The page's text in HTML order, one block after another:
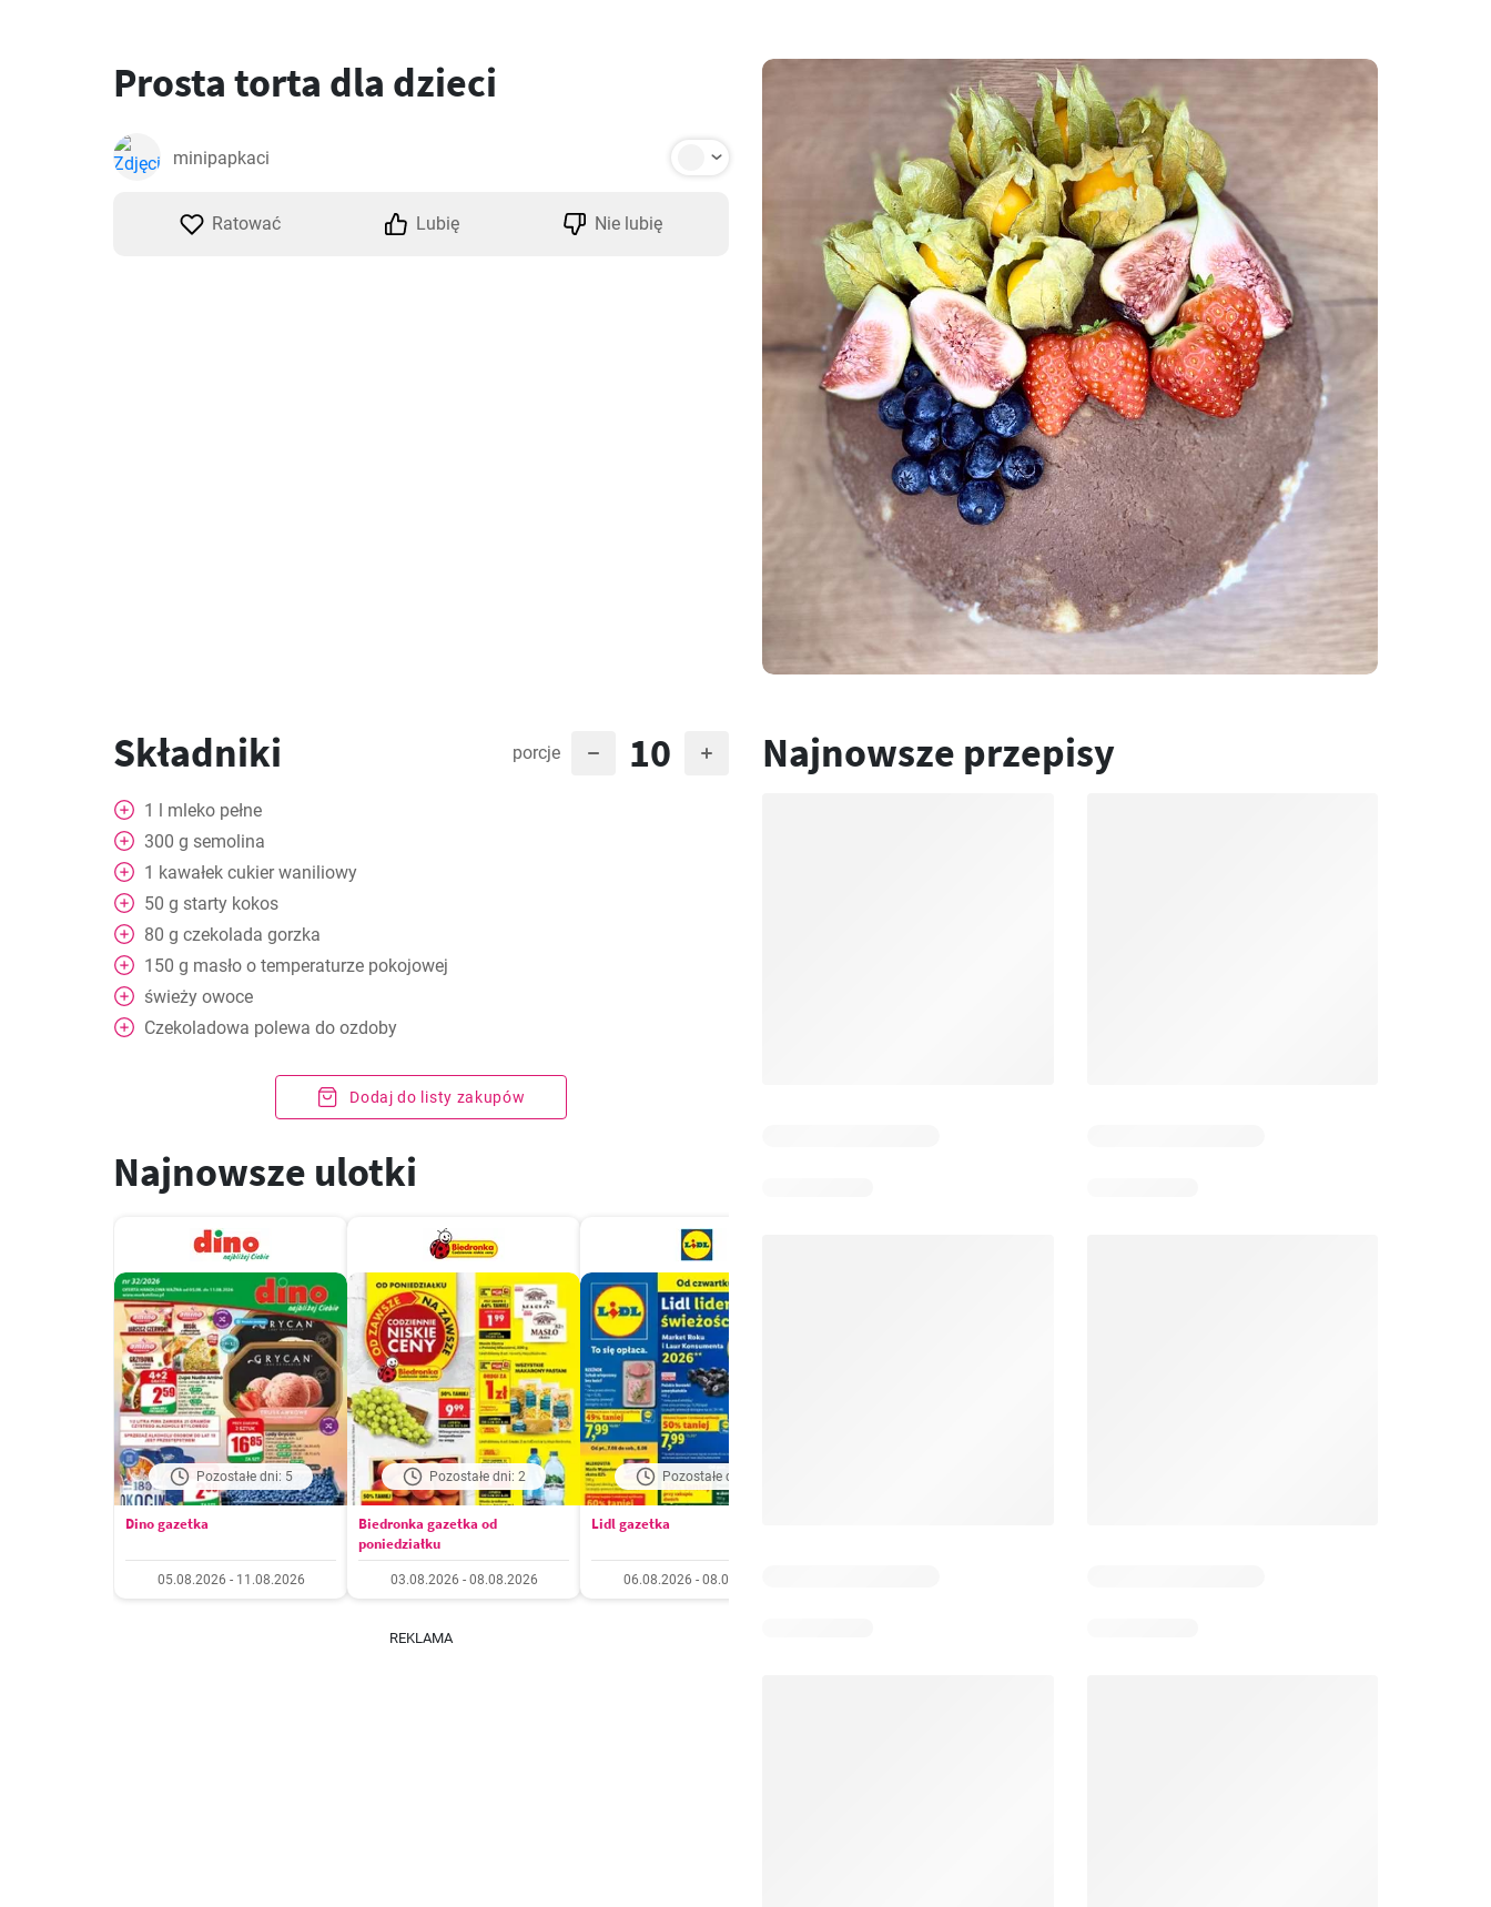
Prosta torta dla dzieci
minipapkaci
Ratować Lubię Nie lubię
Składniki porcje 10
1 l mleko pełne
300 g semolina
1 kawałek cukier waniliowy
50 g starty kokos
80 g czekolada gorzka
150 g masło o temperaturze pokojowej
świeży owoce
Czekoladowa polewa do ozdoby
Dodaj do listy zakupów
Najnowsze ulotki
Pozostałe dni: 5
Dino gazetka
05.08.2026 - 11.08.2026
Pozostałe dni: 2
Biedronka gazetka od
poniedziałku
03.08.2026 - 08.08.2026
Pozostałe dni: 2
Lidl gazetka
06.08.2026 - 08.08.2026
REKLAMA
Najnowsze przepisy